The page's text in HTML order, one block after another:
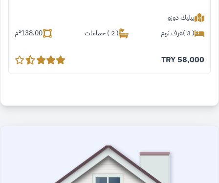
بيليك دوزو
( 3 )غرف نوم
( 2 ) حمامات 138.00²م
58,000
TRY